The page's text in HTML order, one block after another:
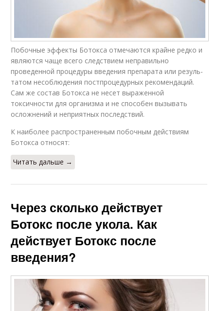
Побочные эффекты Ботокса отме­ча­ются крайне редко и
являются чаще всего следствием непра­виль­но
проведенной процедуры введения препарата или ре­зуль­
та­том несоблюдения пост­про­це­дур­ных рекомендаций.
Сам же состав Ботокса не несет выраженной
токсичности для организма и не способен вызывать
осложнений и неприятных последствий.
К наиболее распространенным побочным действиям
Ботокса относят:
Читать дальше →
Через сколько действует
Ботокс после укола. Как
действует Ботокс после
введения?